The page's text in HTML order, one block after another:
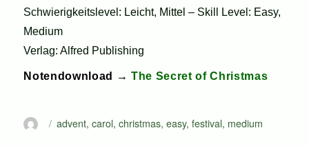
Schwierigkeitslevel: Leicht, Mittel – Skill Level: Easy,
Medium
Verlag: Alfred Publishing
Notendownload →The Secret of Christmas
AutorSchlagwörter
advent,carol,christmas,easy,festival, medium